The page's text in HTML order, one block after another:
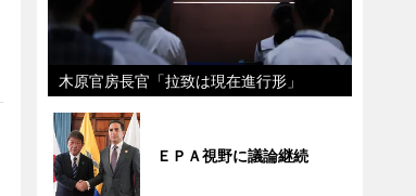
木原官房長官「拉致は現在進行形」
ＥＰＡ視野に議論継続